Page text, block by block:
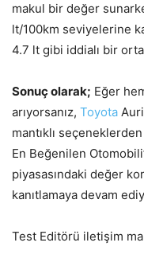
makul bir değer
lt/100km seviyelerine
4.7 lt gibi iddialı bir
Sonuç olarak; Eğer
arıyorsanız, Toyota
mantıklı
En Beğenilen
piyasasındaki değer
kanıtlamaya devam
Test Editörü iletişim